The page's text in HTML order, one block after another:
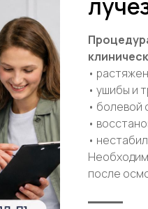
•
• ушибы и
• болевой
•
•
после